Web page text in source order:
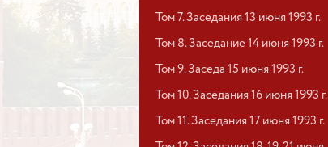
Том 7. Заседания 13 июня 1993 г.
Том 8. Заседание 14 июня 1993 г.
Том 9. Заседа 15 июня 1993 г.
Том 10. Заседания 16 июня 1993 г.
Том 11. Заседания 17 июня 1993 г.